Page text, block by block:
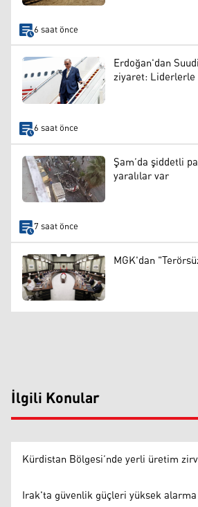
6 saat önce
Erdoğan'dan
ziyaret:
6 saat önce
Şam’da şiddetli
yaralılar var
7 saat önce
MGK'dan
İlgili Konular
Kürdistan Bölgesi’nde yerli üretim
Irak'ta güvenlik güçleri yüksek